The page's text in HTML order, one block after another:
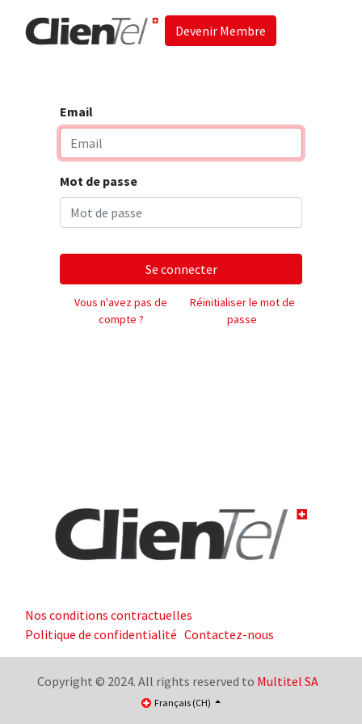
Devenir Membre
Email
Mot de passe
Se connecter
Vous n'avez pas de
compte ?
Réinitialiser le mot de
passe
Nos conditions contractuelles
Politique de confidentialité Contactez-nous
Copyright © 2024. All rights reserved to Multitel SA
Français (CH)